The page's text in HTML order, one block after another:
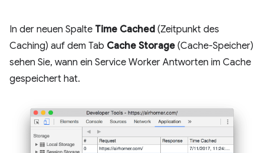
In der neuen Spalte Time Cached (Zeitpunkt des
Caching) auf dem Tab Cache Storage (Cache-Speicher)
sehen Sie, wann ein Service Worker Antworten im Cache
gespeichert hat.